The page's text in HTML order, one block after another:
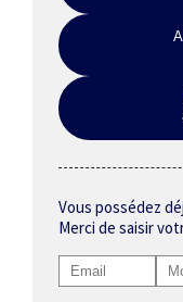
Vous possédez
Merci de saisir